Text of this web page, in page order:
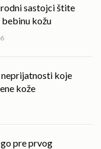
sastojci štite
kožu
koje
kože
pre prvog